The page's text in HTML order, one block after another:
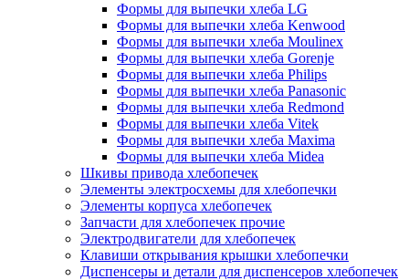
Формы для выпечки хлеба LG
Формы для выпечки хлеба Kenwood
Формы для выпечки хлеба Moulinex
Формы для выпечки хлеба Gorenje
Формы для выпечки хлеба Philips
Формы для выпечки хлеба Panasonic
Формы для выпечки хлеба Redmond
Формы для выпечки хлеба Vitek
Формы для выпечки хлеба Maxima
Формы для выпечки хлеба Midea
Шкивы привода хлебопечек
Элементы электросхемы для хлебопечки
Элементы корпуса хлебопечек
Запчасти для хлебопечек прочие
Электродвигатели для хлебопечек
Клавиши открывания крышки хлебопечки
Диспенсеры и детали для диспенсеров хлебопечек